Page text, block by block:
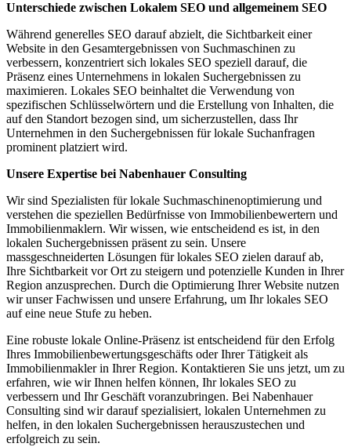
Unterschiede zwischen Lokalem SEO und allgemeinem SEO
Während generelles SEO darauf abzielt, die Sichtbarkeit einer
Website in den Gesamtergebnissen von Suchmaschinen zu
verbessern, konzentriert sich lokales SEO speziell darauf, die
Präsenz eines Unternehmens in lokalen Suchergebnissen zu
maximieren. Lokales SEO beinhaltet die Verwendung von
spezifischen Schlüsselwörtern und die Erstellung von Inhalten, die
auf den Standort bezogen sind, um sicherzustellen, dass Ihr
Unternehmen in den Suchergebnissen für lokale Suchanfragen
prominent platziert wird.
Unsere Expertise bei Nabenhauer Consulting
Wir sind Spezialisten für lokale Suchmaschinenoptimierung und
verstehen die speziellen Bedürfnisse von Immobilienbewertern und
Immobilienmaklern. Wir wissen, wie entscheidend es ist, in den
lokalen Suchergebnissen präsent zu sein. Unsere
massgeschneiderten Lösungen für lokales SEO zielen darauf ab,
Ihre Sichtbarkeit vor Ort zu steigern und potenzielle Kunden in Ihrer
Region anzusprechen. Durch die Optimierung Ihrer Website nutzen
wir unser Fachwissen und unsere Erfahrung, um Ihr lokales SEO
auf eine neue Stufe zu heben.
Eine robuste lokale Online-Präsenz ist entscheidend für den Erfolg
Ihres Immobilienbewertungsgeschäfts oder Ihrer Tätigkeit als
Immobilienmakler in Ihrer Region. Kontaktieren Sie uns jetzt, um zu
erfahren, wie wir Ihnen helfen können, Ihr lokales SEO zu
verbessern und Ihr Geschäft voranzubringen. Bei Nabenhauer
Consulting sind wir darauf spezialisiert, lokalen Unternehmen zu
helfen, in den lokalen Suchergebnissen herauszustechen und
erfolgreich zu sein.